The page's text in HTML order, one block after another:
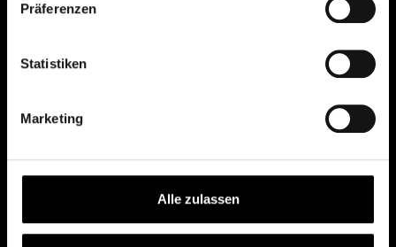
Präferenzen
Statistiken
Marketing
Alle zulassen
All rights reserved.
Depot eröffnen
Depot übertragen
Konditionen